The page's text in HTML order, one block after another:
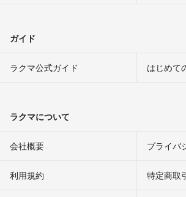
ガイド
ラクマ公式ガイド はじめて
ラクマについて
会社概要 プライバ
利用規約 特定商取